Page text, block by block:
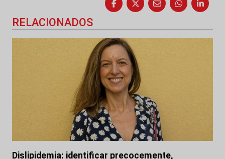
RELACIONADOS
Dislipidemia: identificar precocemente,